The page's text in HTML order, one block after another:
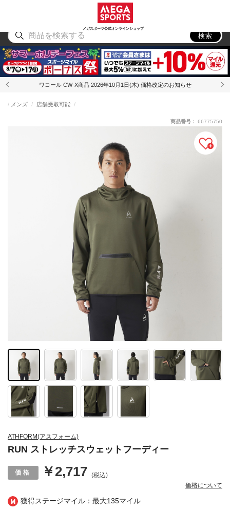
メガスポーツ公式オンラインショップ
アウトドア
検索
ワコール CW-X商品 2026年10月1日(木) 価格改定のお知らせ
獲得ステージマイル：最大135マイル
ATHFORM(アスフォーム)
RUN ストレッチスウェットフーディー
メンズ 店舗受取可能
￥2,717 (税込)
価格について
商品番号： 66775750